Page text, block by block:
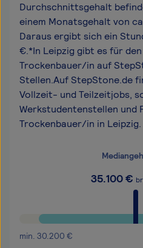
Durchschnittsgehalt
einem Monatsgehalt von
Daraus ergibt sich ein
€.*In Leipzig gibt es für
Trockenbauer/in auf
Stellen.Auf StepStone.de
Vollzeit- und Teilzeitjobs,
Werkstudentenstellen und
Trockenbauer/in in Leipzig.
35.100€
min. 30.200 €